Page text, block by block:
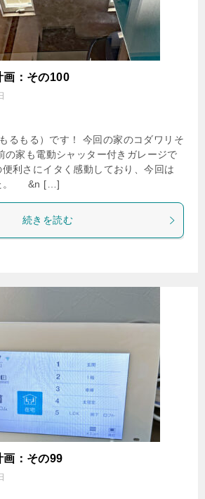
画：その100
るもる）です！ 今回の家のコダワリそ
家も電動シャッター付きガレージで
利さにイタく感動しており、今回は
た。 &n […]
続きを読む
画：その99